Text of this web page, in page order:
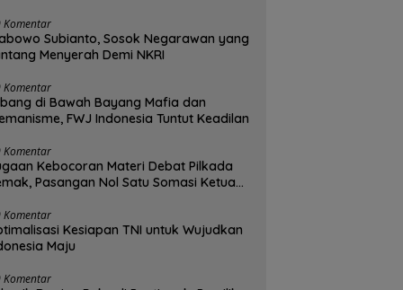
Komentar
Subianto, Sosok Negarawan yang
Menyerah Demi NKRI
Komentar
di Bawah Bayang Mafia dan
FWJ Indonesia Tuntut Keadilan
Komentar
Kebocoran Materi Debat Pilkada
Pasangan Nol Satu Somasi Ketua
Komentar
Kesiapan TNI untuk Wujudkan
Maju
Komentar